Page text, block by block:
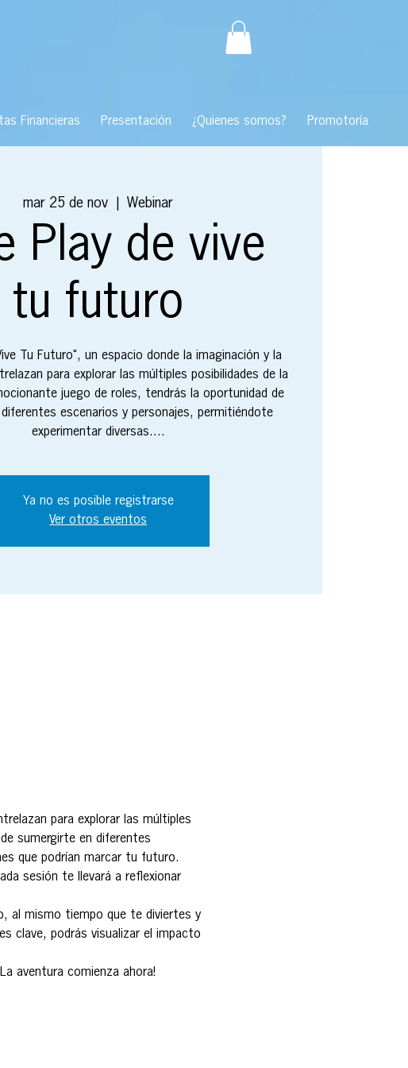
Financieras Presentación ¿Quienes somos? Promotoría
mar 25 de nov
  |
Webinar
Play de vive
tu futuro
Tu Futuro", un espacio donde la imaginación y la
para explorar las múltiples posibilidades de la
juego de roles, tendrás la oportunidad de
escenarios y personajes, permitiéndote
experimentar diversas....
Ya no es posible registrarse
Ver otros eventos
para explorar las múltiples
sumergirte en diferentes
que podrían marcar tu futuro.
sesión te llevará a reflexionar
al mismo tiempo que te diviertes y
clave, podrás visualizar el impacto
aventura comienza ahora!